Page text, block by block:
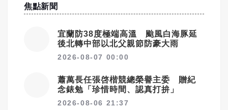
焦點新聞
宜蘭防38度極端高溫 颱風白海豚延
後北轉中部以北父親節防豪大雨
2026-08-07 00:00
蕭萬長任張啓楷競總榮譽主委 贈紀
念錶勉「珍惜時間、認真打拚」
2026-08-06 21:37